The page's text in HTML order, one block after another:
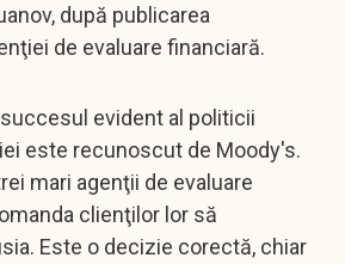
după publicarea
de evaluare financiară.
evident al politicii
este recunoscut de Moody's.
mari agenţii de evaluare
clienţilor lor să
Este o decizie corectă, chiar